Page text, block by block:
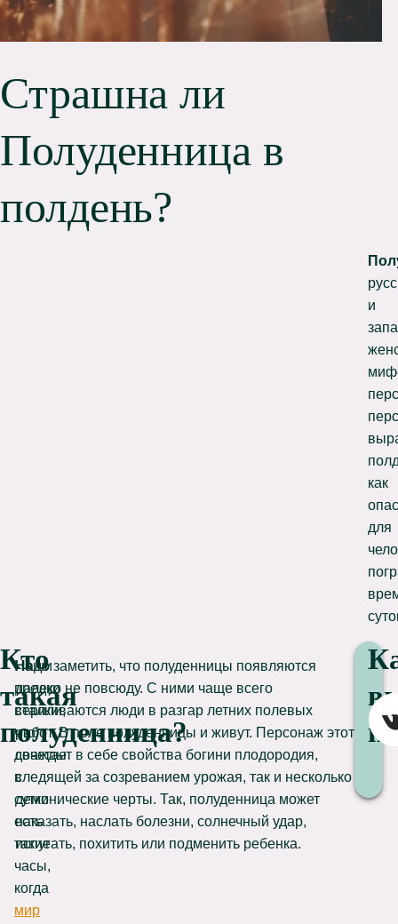
Страшна ли
Полуденница в
полдень?
и
как
для
Кто
такая
полуденница?
Наши
предки
верили,
что
дважды
в
сутки
есть
такие
часы,
когда
мир
Надо заметить, что полуденницы появляются
далеко не повсюду. С ними чаще всего
сталкиваются люди в разгар летних полевых
работ. В поле полуденницы и живут. Персонаж этот
сочетает в себе свойства богини плодородия,
следящей за созреванием урожая, так и несколько
демонические черты. Так, полуденница может
наказать, наслать болезни, солнечный удар,
испугать, похитить или подменить ребенка.